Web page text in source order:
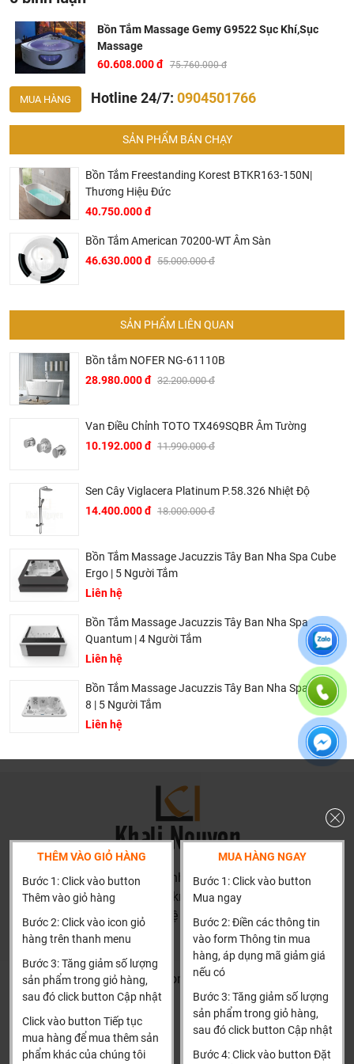
nhưng thiết bị công nghệ cao, có nhiều chức năng đặc
biệt cho người dùng lựa chọn
Sản phẩm đang được phân phối chính hãng tại siêu thị
thiết bị vệ sinhKhali Nguyen
Bản vẽ kỹ thuật Gemy G9522
Ở đâu mua bồn tắm Gemy chính hãng và giá rẻ nhất ?
bồn tắm
Gemychính thức và chính hãng tại Việt Nam, chúng tôi
cam kết các sản phẩm Gemy được phân phối bởi
Khalinguyen.vn là chính hãng.
Hiện tại chúng tôi có rất nhiềuchương trình khuyến
vào hotline để được tư vấn chi tiết
GEMY - THƯƠNG HIỆU BỒN TẮM ĐƯỢC TÍCH HỢP
NHIỀU CÔNG NGHỆ HIỆN ĐẠI
Thương hiệu GEMY trải rộng đến hơn 150 thành phố tại
hơn 50 quốc gia và khu vực khác nhau trên thế giới, bao
gồm Châu Âu, Châu Mỹ, Châu Úc, Trung Đông và Đông
Nam Á, v.v.
GEMY kiên trì ý tưởng quản lý “lấy đổi mới kỹ thuật làm
kim chỉ nam, tạo nên thương hiệu bằng chất lượng” trong
nhiều năm. Giờ đây, công suất nhà sản xuất hàng năm
của chúng tôi là hơn 25.000 chiếc bồn tắm, 60.000 chiếc
phòng tắm. Và sản phẩm GEMY liên tiếp đạt tiêu chuẩn
Bồn Tắm Massage Gemy G9522 Sục Khí,Sục
Massage
60.608.000 đ 75.760.000 đ
MUA HÀNG Hotline 24/7: 0904501766
SẢN PHẨM BÁN CHẠY
Bồn Tắm Freestanding Korest BTKR163-150N|
Thương Hiệu Đức
40.750.000 đ
Bồn Tắm American 70200-WT Âm Sàn
46.630.000 đ 55.000.000 đ
SẢN PHẨM LIÊN QUAN
Bồn tắm NOFER NG-61110B
28.980.000 đ 32.200.000 đ
Van Điều Chỉnh TOTO TX469SQBR Âm Tường
10.192.000 đ 11.990.000 đ
Sen Cây Viglacera Platinum P.58.326 Nhiệt Độ
14.400.000 đ 18.000.000 đ
Bồn Tắm Massage Jacuzzis Tây Ban Nha Spa Cube
Ergo | 5 Người Tắm
Liên hệ
Bồn Tắm Massage Jacuzzis Tây Ban Nha Spa
Quantum | 4 Người Tắm
Liên hệ
Bồn Tắm Massage Jacuzzis Tây Ban Nha Spa Aqua
8 | 5 Người Tắm
Liên hệ
THÊM VÀO GIỎ HÀNG
Bước 1: Click vào button
Thêm vào giỏ hàng
Bước 2: Click vào icon giỏ
hàng trên thanh menu
Bước 3: Tăng giảm số lượng
sản phẩm trong giỏ hàng,
sau đó click button Cập nhật
Click vào button Tiếp tục
mua hàng để mua thêm sản
phẩm khác của chúng tôi
MUA HÀNG NGAY
Bước 1: Click vào button
Mua ngay
Bước 2: Điền các thông tin
vào form Thông tin mua
hàng, áp dụng mã giảm giá
nếu có
Bước 3: Tăng giảm số lượng
sản phẩm trong giỏ hàng,
sau đó click button Cập nhật
Bước 4: Click vào button Đặt
HN: số 160 đường Văn Minh, Di Trạch, Hoài Đức, Hà Nội
(Cách đại học công nghiệp 1 km)
HCM và các tỉnh khác: Liên hệ hotline để được hướng dẫn
đặt hàng
Khalinguyen.vn@gmail.com
0904501766
Thông tin Thông tin thêm